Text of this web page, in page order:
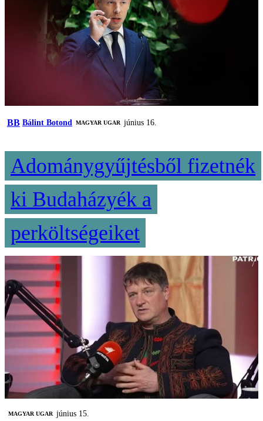
BB Bálint Botond MAGYAR UGAR június 16.
Adománygyűjtésből fizetnék
ki Budaházyék a
perköltségeiket
MAGYAR UGAR június 15.